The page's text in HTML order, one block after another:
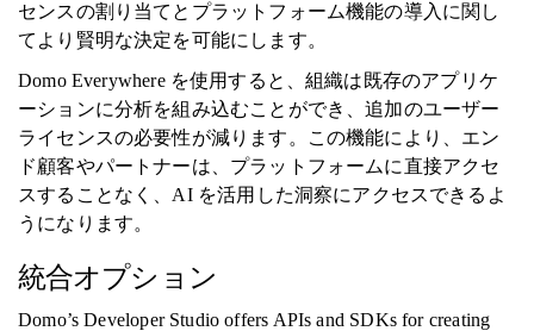
センスの割り当てとプラットフォーム機能の導入に関し
てより賢明な決定を可能にします。
Domo Everywhere を使用すると、組織は既存のアプリケ
ーションに分析を組み込むことができ、追加のユーザー
ライセンスの必要性が減ります。この機能により、エン
ド顧客やパートナーは、プラットフォームに直接アクセ
スすることなく、AI を活用した洞察にアクセスできるよ
うになります。
統合オプション
Domo’s Developer Studio offers APIs and SDKs for creating